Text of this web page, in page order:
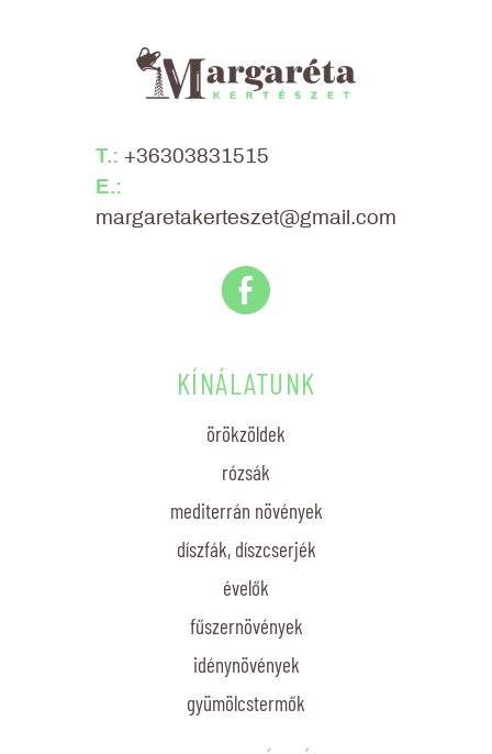
T.: +36303831515
E.:
margaretakerteszet@gmail.com
E
KÍNÁLATUNK
örökzöldek
rózsák
mediterrán növények
díszfák, díszcserjék
évelők
fűszernövények
idénynövények
gyümölcstermők